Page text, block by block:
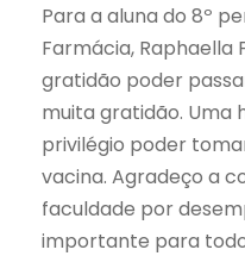
Para a aluna do 8º
Farmácia, Raphaella
gratidão poder
muita gratidão. Uma
privilégio poder
vacina. Agradeço a
faculdade por
importante para